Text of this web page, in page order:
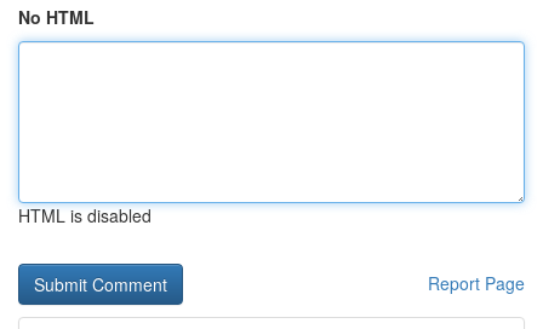
No HTML
HTML is disabled
Report Page